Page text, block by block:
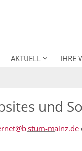
AKTUELL IHRE
und
mainz.de